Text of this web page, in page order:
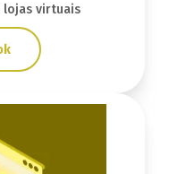
lojas virtuais